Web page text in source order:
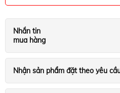
Nhắn tin
mua hàng
Nhận sản phẩm đặt theo yêu